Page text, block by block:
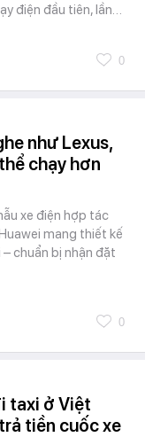
điện đầu tiên, lần…
0
như Lexus,
chạy hơn
xe điện hợp tác
mang thiết kế
chuẩn bị nhận đặt
0
taxi ở Việt
tiền cuốc xe